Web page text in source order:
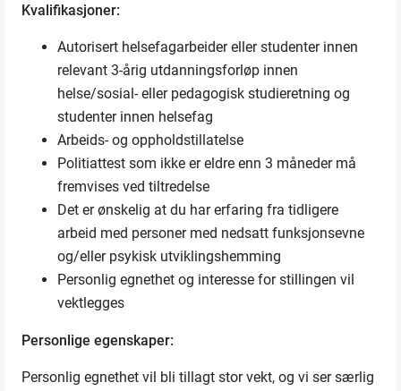
Kvalifikasjoner:
Autorisert helsefagarbeider eller studenter innen
relevant 3-årig utdanningsforløp innen
helse/sosial- eller pedagogisk studieretning og
studenter innen helsefag
Arbeids- og oppholdstillatelse
Politiattest som ikke er eldre enn 3 måneder må
fremvises ved tiltredelse
Det er ønskelig at du har erfaring fra tidligere
arbeid med personer med nedsatt funksjonsevne
og/eller psykisk utviklingshemming
Personlig egnethet og interesse for stillingen vil
vektlegges
Personlige egenskaper:
Personlig egnethet vil bli tillagt stor vekt, og vi ser særlig